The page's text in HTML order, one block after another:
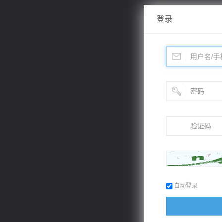
登录
自动登录